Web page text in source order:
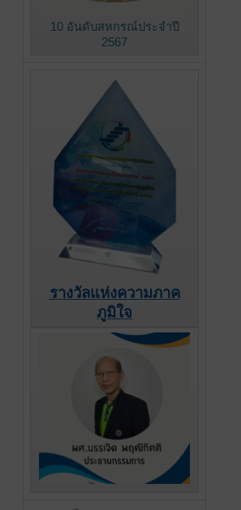
10 อันดับสหกรณ์ประจำปี
2567
รางวัลแห่งความภาค
ภูมิใจ